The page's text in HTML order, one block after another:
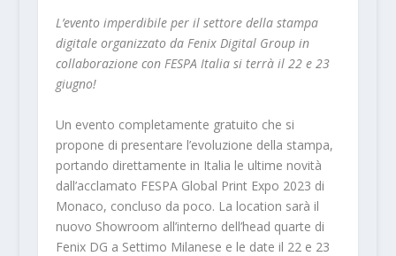
L’evento imperdibile per il settore della stampa
digitale organizzato da Fenix Digital Group in
collaborazione con FESPA Italiasi terrà il 22 e 23
giugno!
Un evento completamente gratuito che si
propone di presentare l’evoluzione della stampa,
portando direttamente in Italia le ultime novità
dall’acclamato FESPA Global Print Expo 2023 di
Monaco, concluso da poco. La location sarà il
nuovo Showroom all’interno dell’head quarte di
Fenix DG a Settimo Milanese e le date il 22 e 23